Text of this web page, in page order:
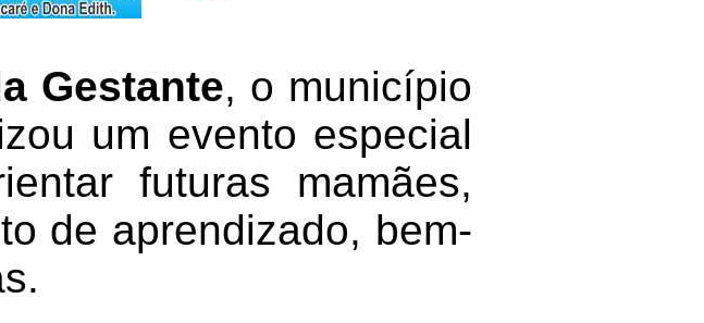
Gestante, o município
um evento especial
futuras mamães,
de aprendizado, bem-